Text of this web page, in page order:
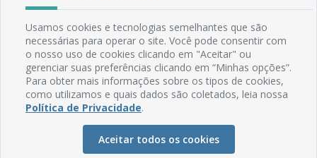
Rua do Imperador, 78, Centro
CEP: 58.280-000 - Mamanguape/PB
Fone: (83) 3292-2246
Email: comunicacao@mamanguape.pb.gov.br
Expediente: Segunda à Sexta, das 08h às 13h
Mapa do Site
Manual de Navegação
Usamos cookies e tecnologias semelhantes que são
necessárias para operar o site. Você pode consentir com
o nosso uso de cookies clicando em "Aceitar" ou
gerenciar suas preferências clicando em “Minhas opções”.
Para obter mais informações sobre os tipos de cookies,
como utilizamos e quais dados são coletados, leia nossa
Política de Privacidade.
Aceitar todos os cookies